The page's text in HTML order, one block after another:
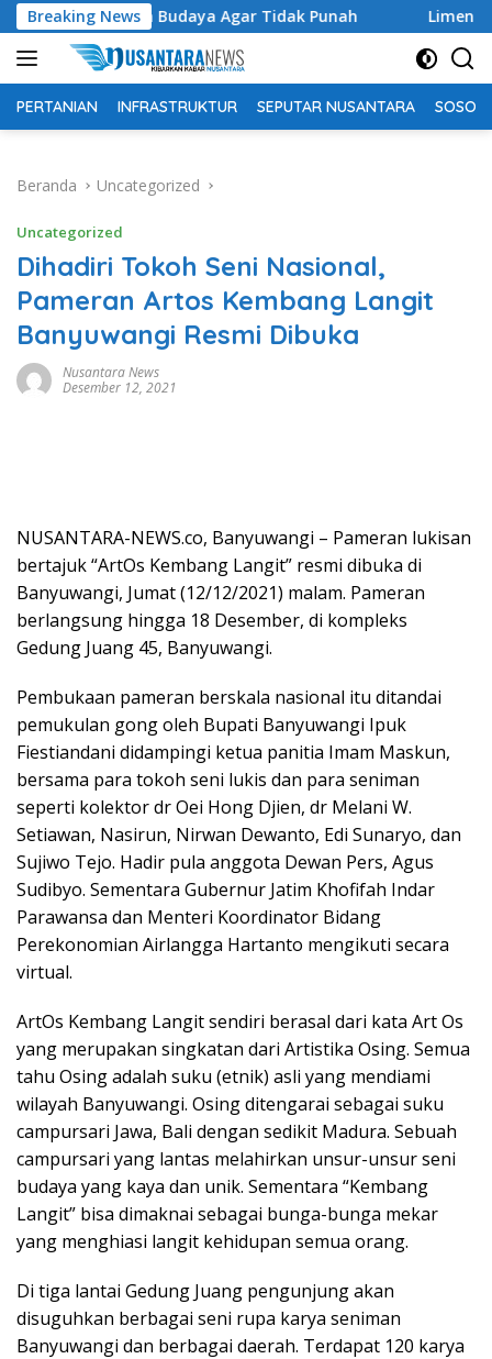
Langsung
ke
konten
Breaking News
Warisan Budaya Agar Tidak Punah Limen AK Lingai
PERTANIAN INFRASTRUKTUR SEPUTAR NUSANTARA SOSOK
Beranda Uncategorized
Uncategorized
Dihadiri Tokoh Seni Nasional,
Pameran Artos Kembang Langit
Banyuwangi Resmi Dibuka
Nusantara News
Desember 12, 2021
NUSANTARA-NEWS.co, Banyuwangi – Pameran lukisan
bertajuk “ArtOs Kembang Langit” resmi dibuka di
Banyuwangi, Jumat (12/12/2021) malam. Pameran
berlangsung hingga 18 Desember, di kompleks
Gedung Juang 45, Banyuwangi.
Pembukaan pameran berskala nasional itu ditandai
pemukulan gong oleh Bupati Banyuwangi Ipuk
Fiestiandani didampingi ketua panitia Imam Maskun,
bersama para tokoh seni lukis dan para seniman
seperti kolektor dr Oei Hong Djien, dr Melani W.
Setiawan, Nasirun, Nirwan Dewanto, Edi Sunaryo, dan
Sujiwo Tejo. Hadir pula anggota Dewan Pers, Agus
Sudibyo. Sementara Gubernur Jatim Khofifah Indar
Parawansa dan Menteri Koordinator Bidang
Perekonomian Airlangga Hartanto mengikuti secara
virtual.
ArtOs Kembang Langit sendiri berasal dari kata Art Os
yang merupakan singkatan dari Artistika Osing. Semua
tahu Osing adalah suku (etnik) asli yang mendiami
wilayah Banyuwangi. Osing ditengarai sebagai suku
campursari Jawa, Bali dengan sedikit Madura. Sebuah
campursari yang lantas melahirkan unsur-unsur seni
budaya yang kaya dan unik. Sementara “Kembang
Langit” bisa dimaknai sebagai bunga-bunga mekar
yang menghiasi langit kehidupan semua orang.
Di tiga lantai Gedung Juang pengunjung akan
disuguhkan berbagai seni rupa karya seniman
Banyuwangi dan berbagai daerah. Terdapat 120 karya